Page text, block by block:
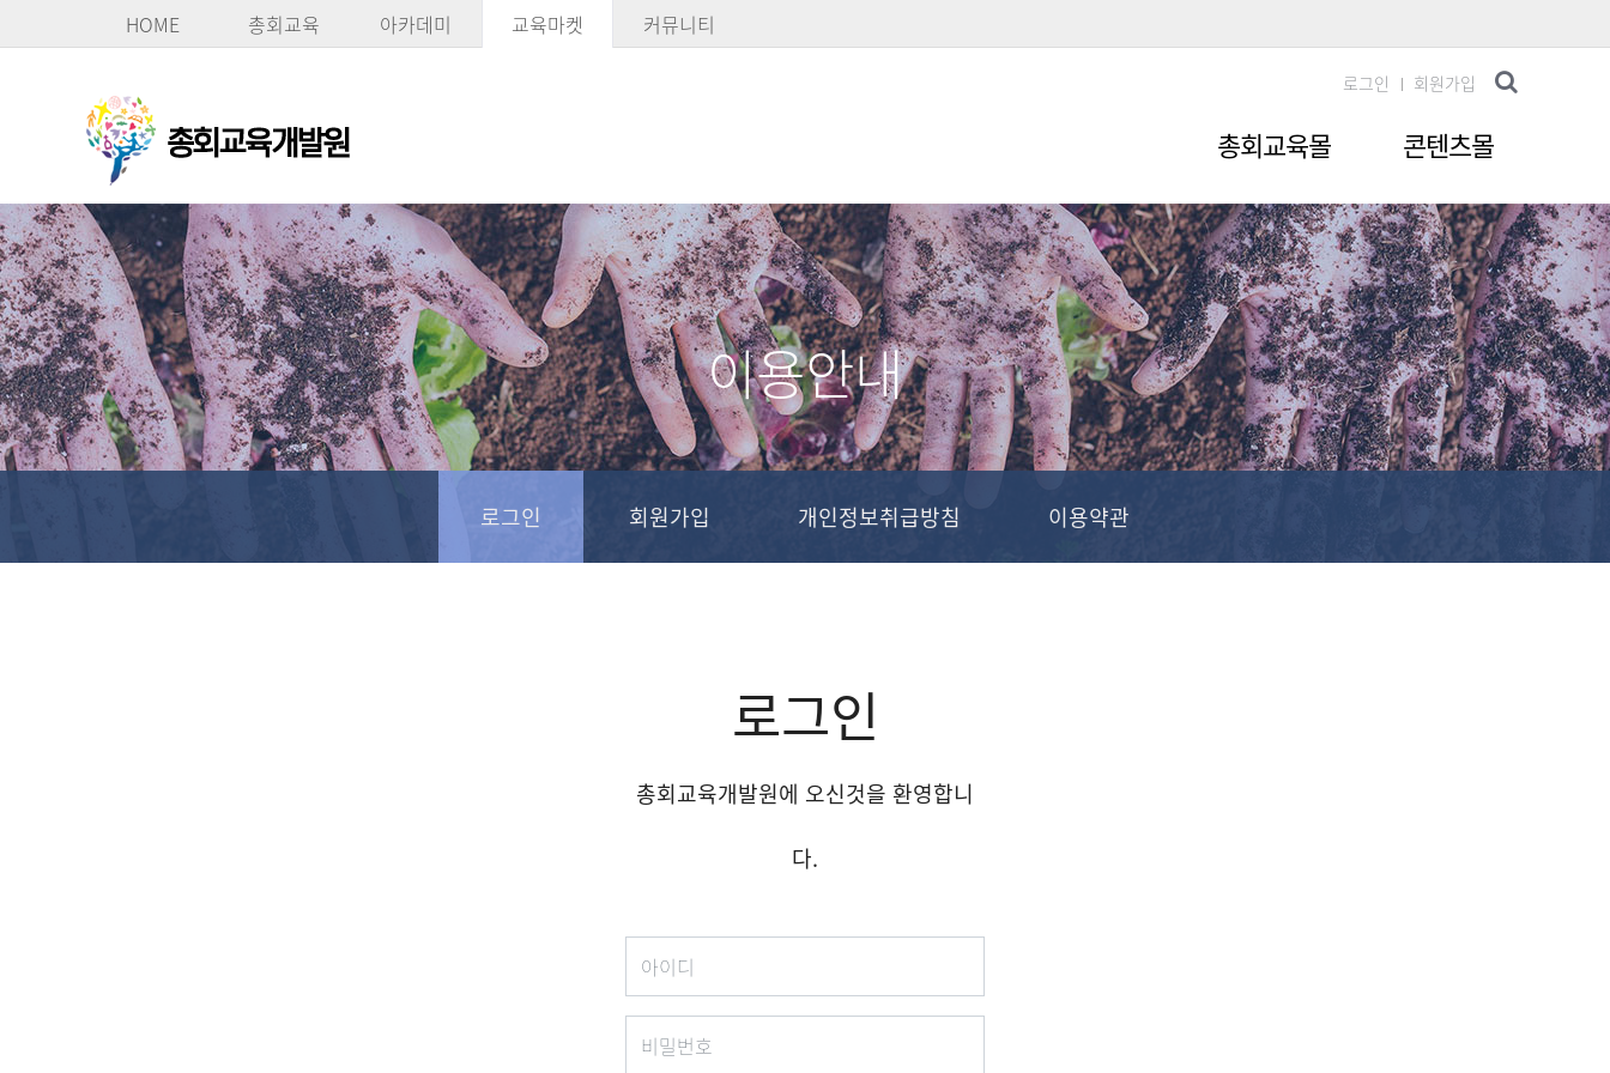
HOME 총회교육 아카데미 교육마켓 커뮤니티
총회교육몰 콘텐츠몰
로그인 회원가입
이용안내
로그인 회원가입 개인정보취급방침 이용약관
로그인
총회교육개발원에 오신것을 환영합니
다.